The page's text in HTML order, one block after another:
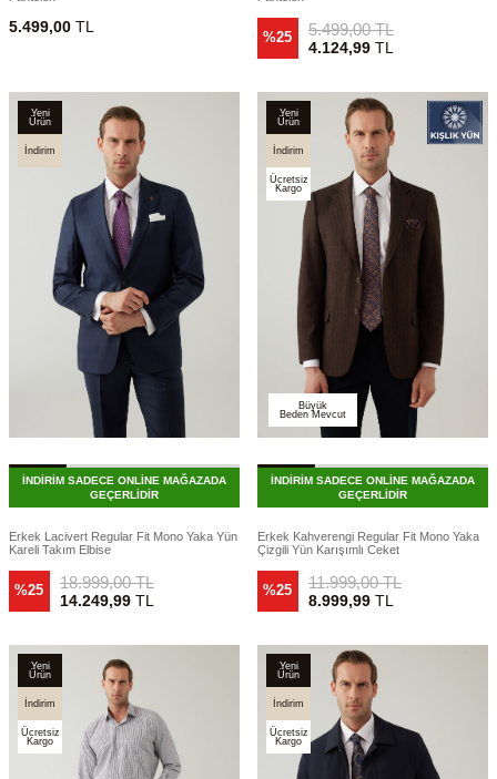
5.499,00 TL
%25 5.499,00TL
4.124,99TL
Yeni
Ürün
İndirim
İNDİRİM SADECE ONLİNE MAĞAZADA
GEÇERLİDİR
Erkek Lacivert Regular Fit Mono Yaka Yün
Kareli Takım Elbise
%25 18.999,00TL
14.249,99TL
Yeni
Ürün
İndirim
Ücretsiz
Kargo
Büyük
Beden Mevcut
İNDİRİM SADECE ONLİNE MAĞAZADA
GEÇERLİDİR
Erkek Kahverengi Regular Fit Mono Yaka
Çizgili Yün Karışımlı Ceket
%25 11.999,00TL
8.999,99TL
Yeni
Ürün
İndirim
Ücretsiz
Kargo
Yeni
Ürün
İndirim
Ücretsiz
Kargo